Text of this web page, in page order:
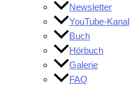
Newsletter
YouTube-Kanal
Buch
Hörbuch
Galerie
FAQ